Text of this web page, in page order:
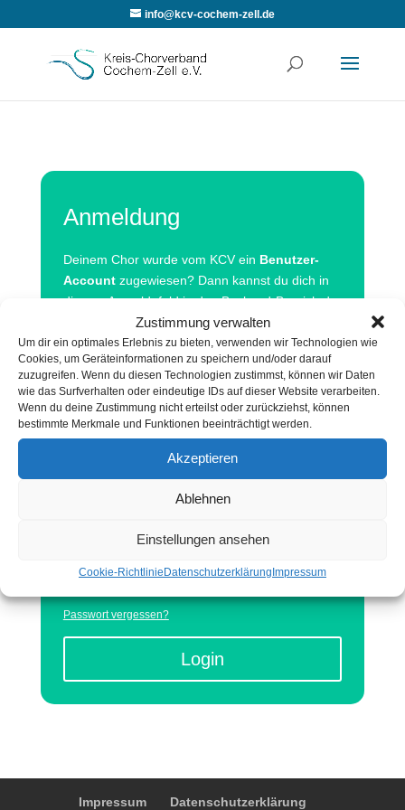
Zustimmung verwalten
Um dir ein optimales Erlebnis zu bieten, verwenden wir Technologien wie
Cookies, um Geräteinformationen zu speichern und/oder darauf
zuzugreifen. Wenn du diesen Technologien zustimmst, können wir Daten
wie das Surfverhalten oder eindeutige IDs auf dieser Website verarbeiten.
Wenn du deine Zustimmung nicht erteilst oder zurückziehst, können
bestimmte Merkmale und Funktionen beeinträchtigt werden.
Akzeptieren
Ablehnen
Einstellungen ansehen
Cookie-RichtlinieDatenschutzerklärungImpressum
info@kcv-cochem-zell.de
Anmeldung
Deinem Chor wurde vom KCV ein Benutzer-
Accountzugewiesen? Dann kannst du dich in
diesem Anmeldefeld in den Backend-Bereich der
Website einloggen.
Euch wurde kein Account zugewiesen? Nach
einer kurzen Schulung kann dein Chor einen
Autoren-Accounterhalten, um Beiträge,
Veranstaltungen und eine Individualseite zu
pflegen.
Passwort vergessen?
Login
Impressum Datenschutzerklärung